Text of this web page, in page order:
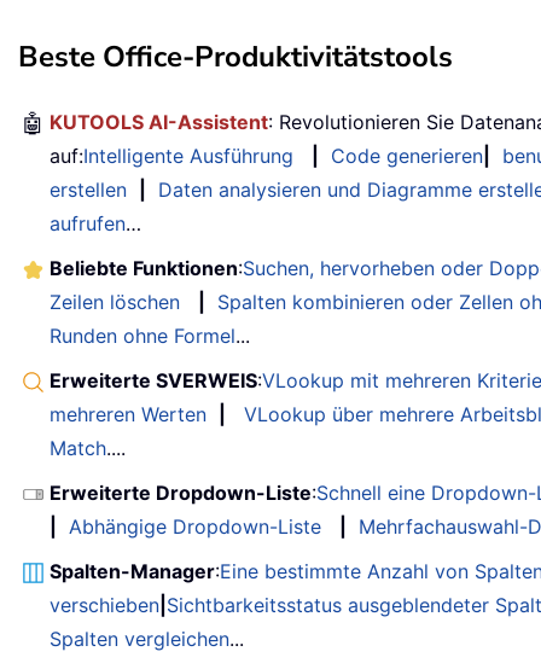
Beste Office-Produktivitätstools
🤖 KUTOOLS AI-Assistent: Revolutionieren Sie
auf:Intelligente Ausführung Code generieren
erstellen
Daten analysieren und Diagramme
aufrufen…
Beliebte Funktionen:Suchen, hervorheben oder
Zeilen löschen
Spalten kombinieren oder Zellen
Runden ohne Formel...
Erweiterte SVERWEIS:VLookup mit mehreren
mehreren Werten
VLookup über mehrere
Match....
Erweiterte Dropdown-Liste:Schnell eine
Abhängige Dropdown-Liste
Mehrfachauswahl-
Spalten-Manager:Eine bestimmte Anzahl von
verschieben Sichtbarkeitsstatus ausgeblendeter
Spalten vergleichen...